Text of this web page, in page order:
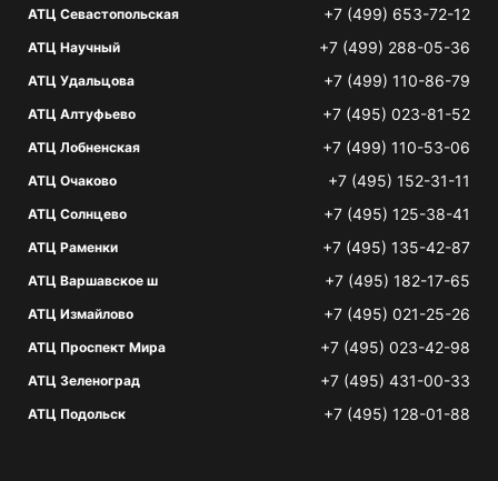
АТЦ Севастопольская +7 (499) 653-72-12
АТЦ Научный +7 (499) 288-05-36
АТЦ Удальцова +7 (499) 110-86-79
АТЦ Алтуфьево +7 (495) 023-81-52
АТЦ Лобненская +7 (499) 110-53-06
АТЦ Очаково +7 (495) 152-31-11
АТЦ Солнцево +7 (495) 125-38-41
АТЦ Раменки +7 (495) 135-42-87
АТЦ Варшавское ш +7 (495) 182-17-65
АТЦ Измайлово +7 (495) 021-25-26
АТЦ Проспект Мира +7 (495) 023-42-98
АТЦ Зеленоград +7 (495) 431-00-33
АТЦ Подольск +7 (495) 128-01-88